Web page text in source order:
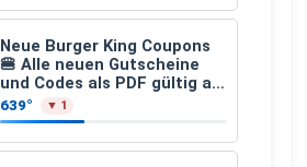
Neue Burger King Coupons
🍔 Alle neuen Gutscheine
und Codes als PDF gültig ab
25.07.2026 bis 04.09.2026
639° ▼ 1